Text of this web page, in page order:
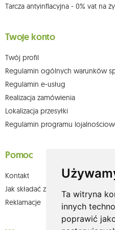
Ta witryna
innych
poprawić
Tarcza antyinflacyjna - 0% vat na
Twoje konto
Twój profil
Regulamin ogólnych warunków
Regulamin e-usług
Realizacja zamówienia
Lokalizacja przesyłki
Regulamin programu
Pomoc
Kontakt
Jak składać zamówienia w sklepie
Reklamacje